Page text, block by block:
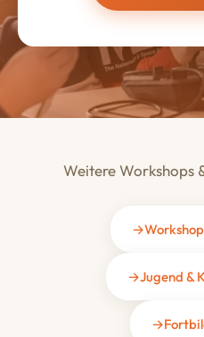
Weitere Workshops
Jugend &